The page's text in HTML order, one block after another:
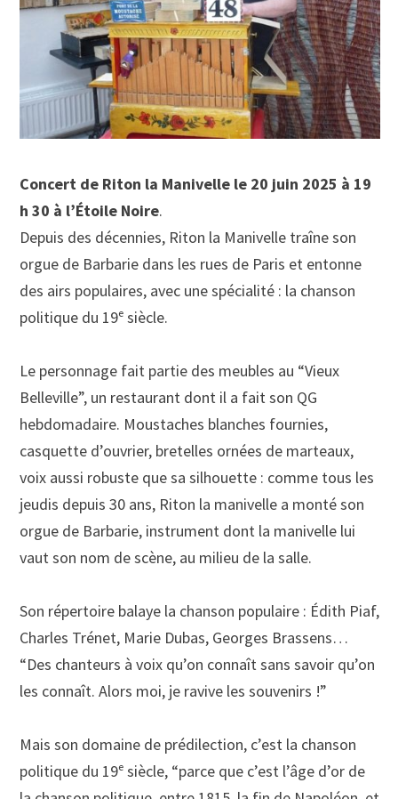
Concert de Riton la Manivelle le 20 juin 2025 à 19
h 30 à l’Étoile Noire.
Depuis des décennies, Riton la Manivelle traîne son
orgue de Barbarie dans les rues de Paris et entonne
des airs populaires, avec une spécialité : la chanson
politique du 19ᵉ siècle.
Le personnage fait partie des meubles au “Vieux
Belleville”, un restaurant dont il a fait son QG
hebdomadaire. Moustaches blanches fournies,
casquette d’ouvrier, bretelles ornées de marteaux,
voix aussi robuste que sa silhouette : comme tous les
jeudis depuis 30 ans, Riton la manivelle a monté son
orgue de Barbarie, instrument dont la manivelle lui
vaut son nom de scène, au milieu de la salle.
Son répertoire balaye la chanson populaire : Édith Piaf,
Charles Trénet, Marie Dubas, Georges Brassens…
“Des chanteurs à voix qu’on connaît sans savoir qu’on
les connaît. Alors moi, je ravive les souvenirs !”
Mais son domaine de prédilection, c’est la chanson
politique du 19ᵉ siècle, “parce que c’est l’âge d’or de